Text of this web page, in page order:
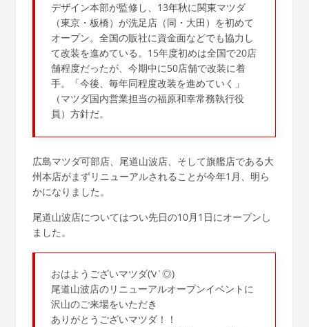
デザイン本部が監修し、13年秋に関東マツダ
（東京・板橋）が洗足店（同・大田）を初めて
オープン。全国の販社に資金面などでも協力し
て改装を進めている。15年度初めは全国で20店
舗程度だったが、今期中に50店舗で改装に着
手。「今後、毎年同程度改装を進めていく」
（マツダ国内営業担当の福原和幸常務執行役
員）方針だ。
広島マツダ可部店、尾道山波店、そして旗艦店である大
州本店がまずリニューアルされることが今年1月、明ら
かになりました。
尾道山波店についてはつい先日の10月1日にオープンし
ました。
おはようございマツダ(‘v`◎)
尾道山波店のリニューアルオープンイベントに
沢山のご来場をいただき
ありがとうございマツダ！！